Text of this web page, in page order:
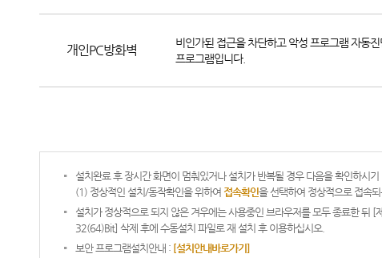
개인PC방화벽
비인가된 접근을 차단하고 악성 프로그램 자동
프로그램입니다.
설치완료 후 장시간 화면이 멈춰있거나 설치가 반복될 경우 다음을 확인하시기
(1) 정상적인 설치/동작확인을 위하여 접속확인을 선택하여 정상적으로 접속
설치가 정상적으로 되지 않은 겨우에는 사용중인 브라우저를 모두 종료한
32(64)Bit] 삭제 후에 수동설치 파일로 재 설치 후 이용하십시오.
보안 프로그램설치안내 : [설치안내바로가기]